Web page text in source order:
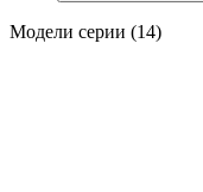
Модели серии (14)